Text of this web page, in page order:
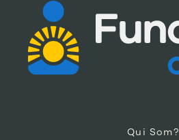
Qui Som?